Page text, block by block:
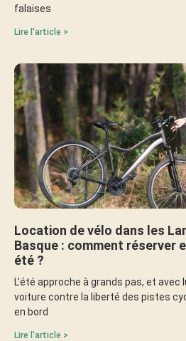
falaises
Lire l'article >
Location de vélo dans les
Basque : comment réserver
été ?
L’été approche à grands pas, et avec
voiture contre la liberté des pistes
en bord
Lire l'article >